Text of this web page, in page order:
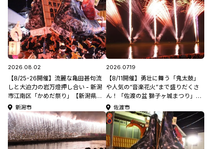
2026.08.02
【8/25-26開催】流麗な亀田甚句流
しと大迫力の岩万燈押し合い - 新潟
市江南区「かめだ祭り」【新潟県の
夏祭り特集2026】
新潟市
2026.07.19
【8/11開催】勇壮に舞う「鬼太鼓」
や人気の“音楽花火”まで盛りだくさ
ん！「佐渡の盆 獅子ヶ城まつり」
【新潟県の祭り･花火大会特集
2026】
佐渡市